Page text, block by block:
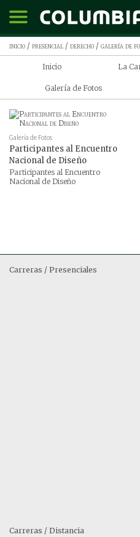
inicio / presencial / derecho / galería de
Inicio La
Galería de Fotos
Galería de Fotos
Participantes al Encuentro
Nacional de Diseño
Participantes al Encuentro
Nacional de Diseño
Carreras / Presenciales
Carreras / Distancia